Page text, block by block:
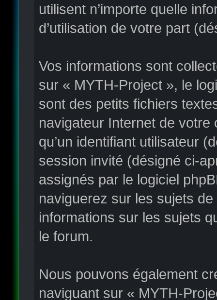
utilisent n’importe quelle
d’utilisation de votre part
Vos informations sont
sur « MYTH-Project », le
sont des petits fichiers
navigateur Internet de
qu’un identifiant utilisateur
session invité (désigné ci-
assignés par le logiciel
naviguerez sur les sujets
informations sur les sujets
le forum.
Nous pouvons également
naviguant sur « MYTH-